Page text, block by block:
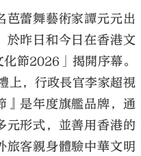
芭蕾舞藝術家譚元元出
於昨日和今日在香港文
節2026」揭開序幕。
上，行政長官李家超視
』是年度旗艦品牌，通
元形式，並善用香港的
旅客親身體驗中華文明